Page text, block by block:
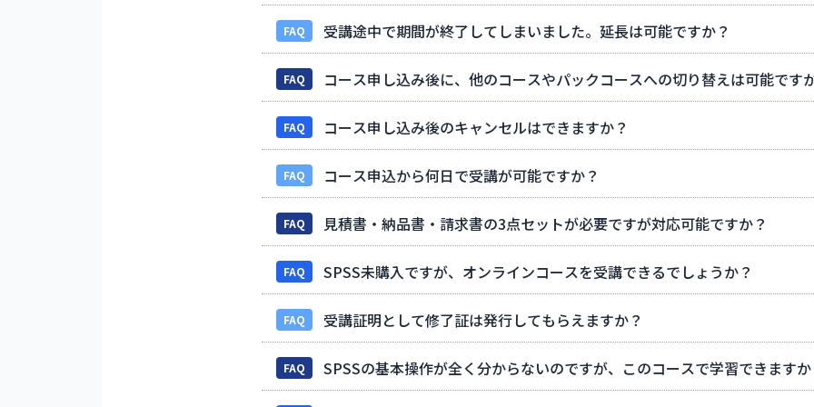
FAQ 受講途中で期間が終了してしまいました。延長は可能ですか？
FAQ コース申し込み後に、他のコースやパックコースへの切り替えは可能です
FAQ コース申し込み後のキャンセルはできますか？
FAQ コース申込から何日で受講が可能ですか？
FAQ 見積書・納品書・請求書の3点セットが必要ですが対応可能ですか？
FAQ SPSS未購入ですが、オンラインコースを受講できるでしょうか？
FAQ 受講証明として修了証は発行してもらえますか？
FAQ SPSSの基本操作が全く分からないのですが、このコースで学習できます